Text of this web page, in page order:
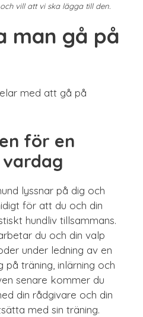
vill att vi ska lägga till den.
man gå på
med att gå på
för en
lyssnar på dig och
för att du och din
hundliv tillsammans.
du och din valp
under ledning av en
träning, inlärning och
senare kommer du
din rådgivare och din
med sin träning.